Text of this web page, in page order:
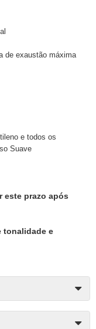
de exaustão máxima
e todos os
Suave
este prazo após
tonalidade e